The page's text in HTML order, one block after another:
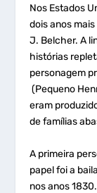
Nos Estados
dois anos
J. Belcher. A
histórias
personagem
(Pequeno
eram
de famílias
A primeira
papel foi a
nos anos